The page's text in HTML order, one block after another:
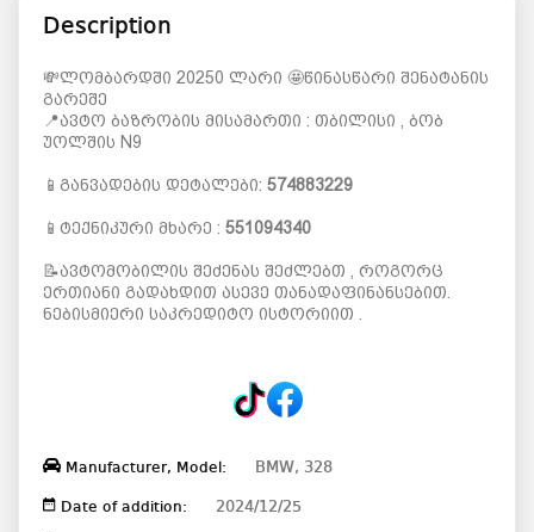
Description
💸ლომბარდში 20250 ლარი 🤩წინასწარი შენატანის
გარეშე
📍ავტო ბაზრობის მისამართი : თბილისი , ბობ
უოლშის N9
📱განვადების დეტალები: 574883229
📱ტექნიკური მხარე : 551094340
📝ავტომობილის შეძენას შეძლებთ , როგორც
ერთიანი გადახდით ასევე თანადაფინანსებით.
ნებისმიერი საკრედიტო ისტორიით .
Manufacturer, Model: BMW, 328
Date of addition: 2024/12/25